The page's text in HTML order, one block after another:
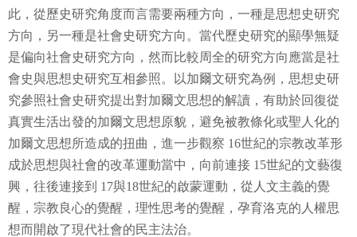
此，從歷史研究角度而言需要兩種方向，一種是思想史研究
方向，另一種是社會史研究方向。當代歷史研究的顯學無疑
是偏向社會史研究方向，然而比較周全的研究方向應當是社
會史與思想史研究互相參照。以加爾文研究為例，思想史研
究參照社會史研究提出對加爾文思想的解讀，有助於回復從
真實生活出發的加爾文思想原貌，避免被教條化或聖人化的
加爾文思想所造成的扭曲，進一步觀察 16世紀的宗教改革形
成於思想與社會的改革運動當中，向前連接 15世紀的文藝復
興，往後連接到 17與18世紀的啟蒙運動，從人文主義的覺
醒，宗教良心的覺醒，理性思考的覺醒，孕育洛克的人權思
想而開啟了現代社會的民主法治。